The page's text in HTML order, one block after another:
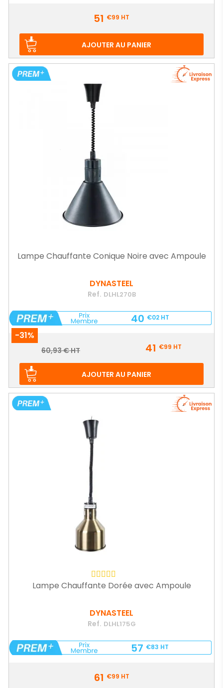
51 €99 HT
AJOUTER AU PANIER
Lampe Chauffante Conique Noire avec Ampoule
DYNASTEEL
Ref. DLHL270B
40 €02HT
-31%
Prix
Prix
60,93 € HT 41 €99 HT
AJOUTER AU PANIER
Lampe Chauffante Dorée avec Ampoule
DYNASTEEL
Ref. DLHL175G
57 €83 HT
61 €99 HT